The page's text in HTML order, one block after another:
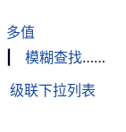
多值
模糊查找……
级联下拉列表